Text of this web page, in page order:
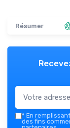
Résumer
* En
des fins